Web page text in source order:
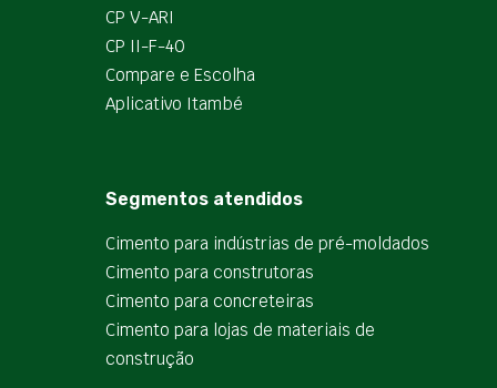
CP V-ARI
CP II-F-40
Compare e Escolha
Aplicativo Itambé
Segmentos atendidos
Cimento para indústrias de pré-moldados
Cimento para construtoras
Cimento para concreteiras
Cimento para lojas de materiais de
construção